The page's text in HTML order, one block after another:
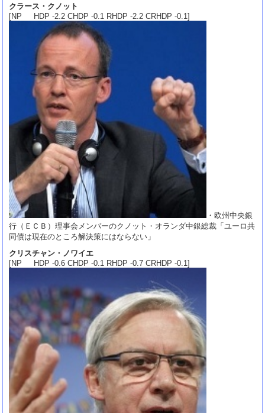
クラース・クノット
[NP HDP -2.2 CHDP -0.1 RHDP -2.2 CRHDP -0.1]
・欧州中央銀
行（ＥＣＢ）理事会メンバーのクノット・オランダ中銀総裁「ユーロ共
同債は現在のところ解決策にはならない」
クリスチャン・ノワイエ
[NP HDP -0.6 CHDP -0.1 RHDP -0.7 CRHDP -0.1]